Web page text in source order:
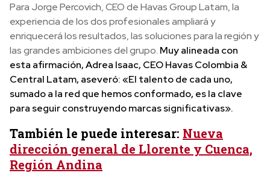
Para Jorge Percovich, CEO de Havas Group Latam, la
experiencia de los dos profesionales ampliará y
enriquecerá los resultados, las soluciones para la región y
las grandes ambiciones del grupo. Muy alineada con
esta afirmación, Adrea Isaac, CEO Havas Colombia &
Central Latam, aseveró: «El talento de cada uno,
sumado a la red que hemos conformado, es la clave
para seguir construyendo marcas significativas».
También le puede interesar: Nueva
dirección general de Llorente y Cuenca,
Región Andina